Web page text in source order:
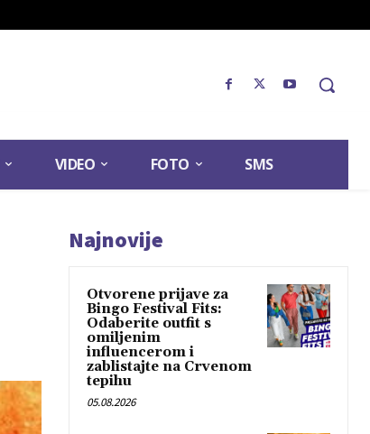
VIDEO FOTO SMS
Najnovije
Otvorene prijave za
Bingo Festival Fits:
Odaberite outfit s
omiljenim
influencerom i
zablistajte na Crvenom
tepihu
05.08.2026